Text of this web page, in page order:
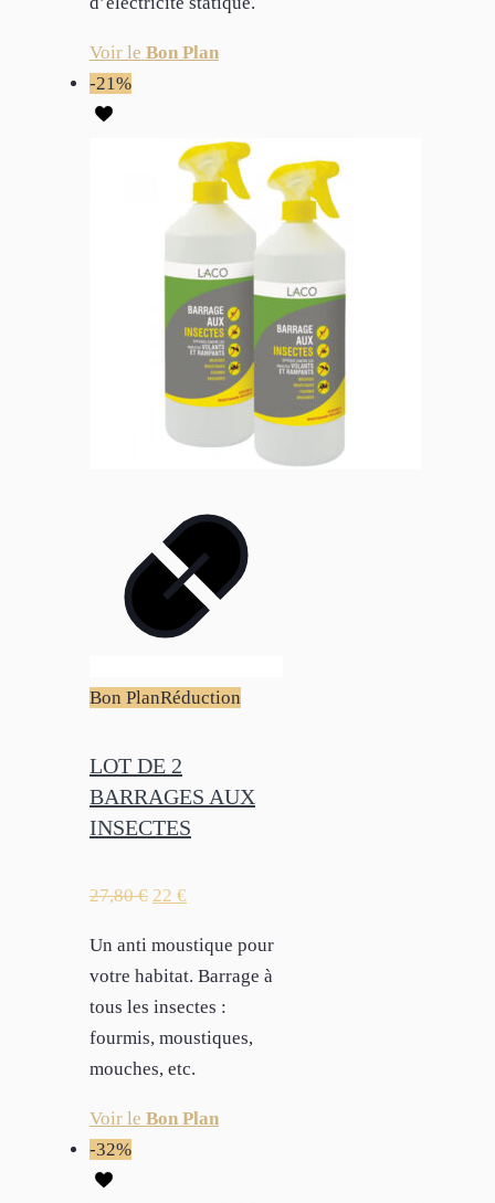
Voir le Bon Plan
-21%
Bon PlanRéduction
LOT DE 2
BARRAGES AUX
INSECTES
27,80€ 22 €
Un anti moustique pour
votre habitat. Barrage à
tous les insectes :
fourmis, moustiques,
mouches, etc.
Voir le Bon Plan
-32%